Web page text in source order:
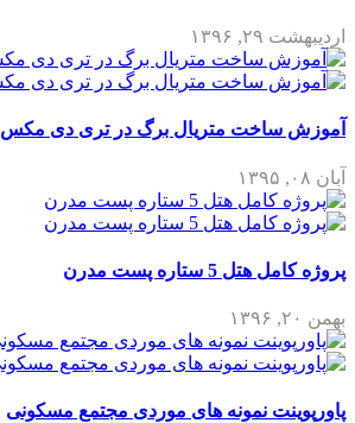
اردیبهشت ۲۹, ۱۳۹۶
آموزش ساخت متریال برگ در تری دی مکس
آبان ۰۸, ۱۳۹۵
پروژه کامل هتل 5 ستاره پست مدرن
بهمن ۲۰, ۱۳۹۶
پاورپوینت نمونه های موردی مجتمع مسکونی